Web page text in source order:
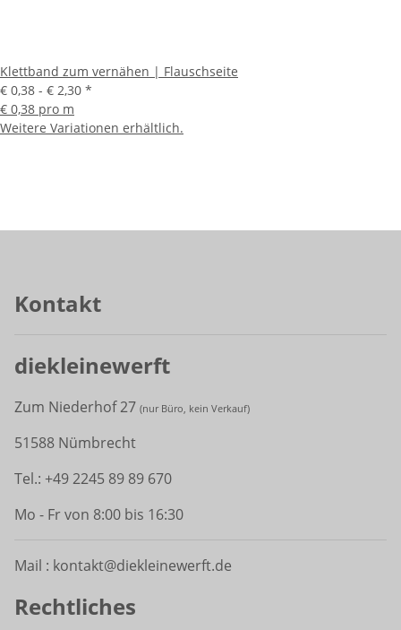
Klettband zum vernähen | Flauschseite
€ 0,38 - € 2,30 *
€ 0,38 pro m
Weitere Variationen erhältlich.
Kontakt
diekleinewerft
Zum Niederhof 27 (nur Büro, kein Verkauf)
51588 Nümbrecht
Tel.: +49 2245 89 89 670
Mo - Fr von 8:00 bis 16:30
Mail : kontakt@diekleinewerft.de
Rechtliches